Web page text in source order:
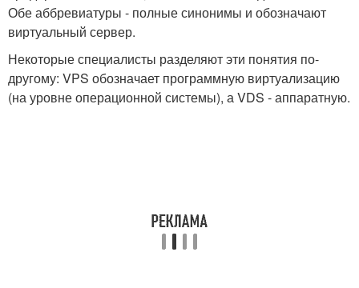
Обе аббревиатуры - полные синонимы и обозначают
виртуальный сервер.
Некоторые специалисты разделяют эти понятия по-
другому: VPS обозначает программную виртуализацию
(на уровне операционной системы), а VDS - аппаратную.